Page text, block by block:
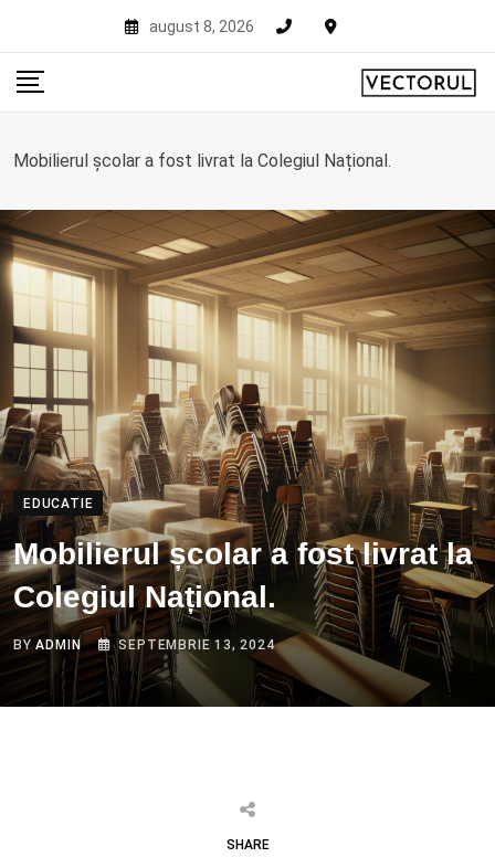
content
august 8, 2026
Mobilierul școlar a fost livrat la Colegiul Național.
EDUCATIE
Mobilierul școlar a fost livrat la
Colegiul Național.
BYADMIN SEPTEMBRIE 13, 2024
SHARE